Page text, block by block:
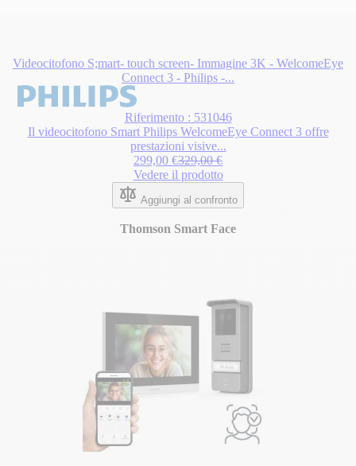
Videocitofono S;mart- touch screen- Immagine 3K - WelcomeEye
Connect 3 - Philips -...
Riferimento : 531046
Il videocitofono Smart Philips WelcomeEye Connect 3 offre
prestazioni visive...
Special Price
299,00 € Regular Price
329,00 €
Vedere il prodotto
Aggiungi al confronto
Thomson Smart Face